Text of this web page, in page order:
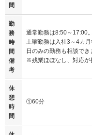
間
勤
務
時
間
備
考
通常勤務は8:50～17:00
土曜勤務は入社3～4カ
日のみの勤務も相談でき
※残業ほぼなし、対応が
休
憩
時
間
①60分